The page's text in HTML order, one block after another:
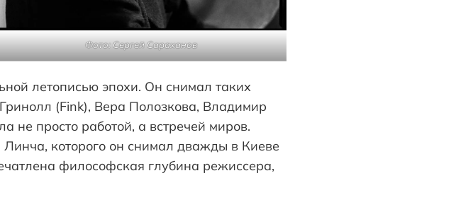
Фото: Сергей Сараханов
летописью эпохи. Он снимал таких
(Fink), Вера Полозкова, Владимир
не просто работой, а встречей миров.
Линча, которого он снимал дважды в Киеве
философская глубина режиссера,